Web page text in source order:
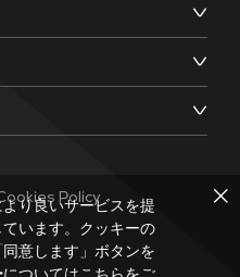
Policy
り良いサービスを提
います。クッキーの
意します」ボタンを